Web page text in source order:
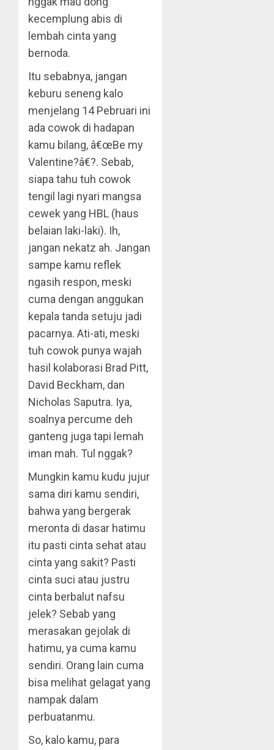
kecemplung abis di
lembah cinta yang
bernoda.
Itu sebabnya, jangan
keburu seneng kalo
menjelang 14 Pebruari ini
ada cowok di hadapan
kamu bilang, â€œBe my
Valentine?â€?. Sebab,
siapa tahu tuh cowok
tengil lagi nyari mangsa
cewek yang HBL (haus
belaian laki-laki). Ih,
jangan nekatz ah. Jangan
sampe kamu reflek
ngasih respon, meski
cuma dengan anggukan
kepala tanda setuju jadi
pacarnya. Ati-ati, meski
tuh cowok punya wajah
hasil kolaborasi Brad Pitt,
David Beckham, dan
Nicholas Saputra. Iya,
soalnya percume deh
ganteng juga tapi lemah
iman mah. Tul nggak?
Mungkin kamu kudu jujur
sama diri kamu sendiri,
bahwa yang bergerak
meronta di dasar hatimu
itu pasti cinta sehat atau
cinta yang sakit? Pasti
cinta suci atau justru
cinta berbalut nafsu
jelek? Sebab yang
merasakan gejolak di
hatimu, ya cuma kamu
sendiri. Orang lain cuma
bisa melihat gelagat yang
nampak dalam
perbuatanmu.
So, kalo kamu, para